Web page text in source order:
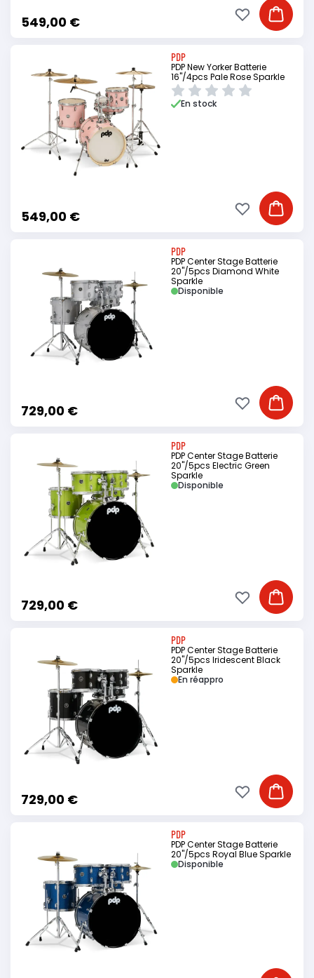
549,00 € Ajouter
Ajouter à ma
PDP
PDP New Yorker Batterie
16"/4pcs Pale Rose Sparkle
549,00 €
En stock
Ajouter
Ajouter à ma
PDP
PDP Center Stage Batterie
20"/5pcs Diamond White
Sparkle
729,00 €
Disponible
Ajouter
Ajouter à ma
PDP
PDP Center Stage Batterie
20"/5pcs Electric Green
Sparkle
729,00 €
Disponible
Ajouter
Ajouter à ma
PDP
PDP Center Stage Batterie
20"/5pcs Iridescent Black
Sparkle
729,00 €
En réappro
Ajouter
Ajouter à ma
PDP
PDP Center Stage Batterie
20"/5pcs Royal Blue Sparkle
Disponible